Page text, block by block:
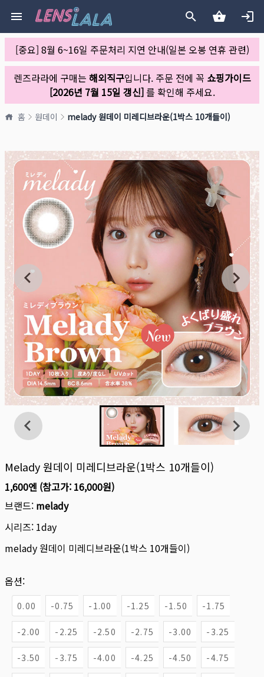
[중요] 8월 6~16일 주문처리 지연 안내(일본 오봉 연휴 관련)
렌즈라라에 구매는 해외직구입니다. 주문 전에 꼭 쇼핑가이드
[2026년 7월 15일 갱신]를 확인해 주세요.
홈 원데이 melady 원데이 미레디브라운(1박스 10개들이)
Melady 원데이 미레디브라운(1박스 10개들이)
1,600엔 (참고가: 16,000원)
브랜드: melady
시리즈: 1day
melady 원데이 미레디브라운(1박스 10개들이)
옵션:
0.00 -0.75 -1.00 -1.25 -1.50 -1.75
-2.00 -2.25 -2.50 -2.75 -3.00 -3.25
-3.50 -3.75 -4.00 -4.25 -4.50 -4.75